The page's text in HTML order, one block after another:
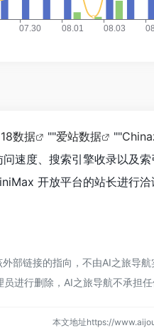
数据 ""爱站数据 ""
速度、搜索引擎收录以及
开放平台的站长进行洽
部链接的指向，不由AI之旅导
进行删除，AI之旅导航不承担任
本文地址https://